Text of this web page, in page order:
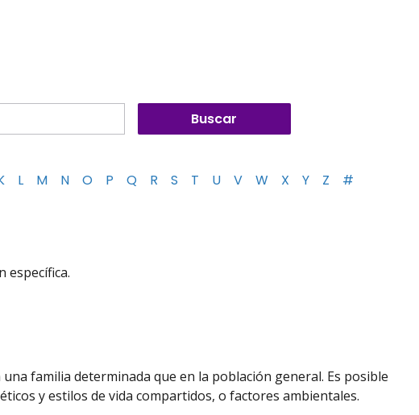
L M N O P Q R S T U V W X Y Z #
específica.
familia determinada que en la población general. Es posible
y estilos de vida compartidos, o factores ambientales.